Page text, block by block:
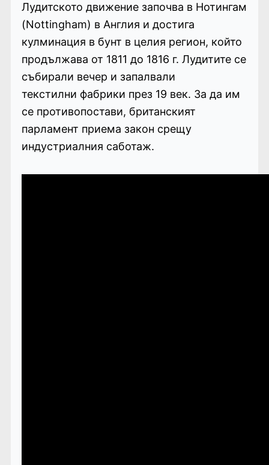
Лудитското движение започва в Нотингам
(Nottingham) в Англия и достига
кулминация в бунт в целия регион, който
продължава от 1811 до 1816 г. Лудитите се
събирали вечер и запалвали
текстилни фабрики през 19 век. За да им
се противопостави, британският
парламент приема закон срещу
индустриалния саботаж.